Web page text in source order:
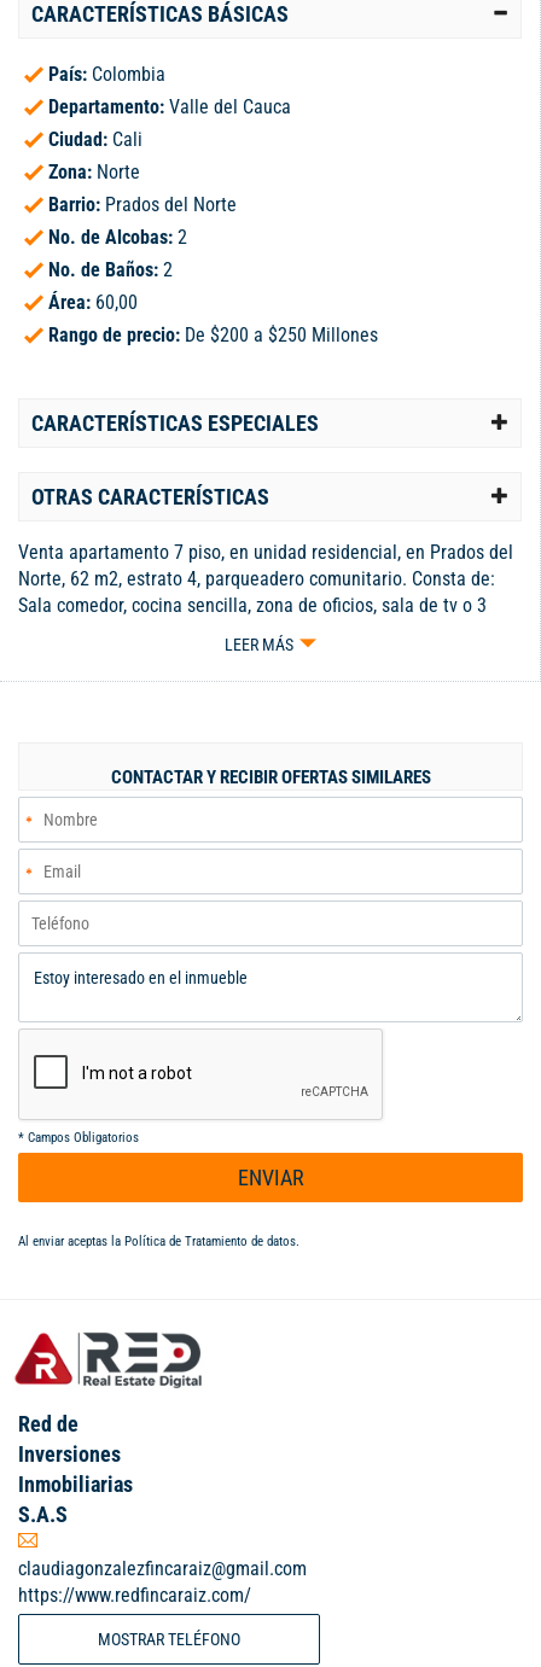
CARACTERÍSTICAS BÁSICAS
País: Colombia
Departamento: Valle del Cauca
Ciudad: Cali
Zona: Norte
Barrio: Prados del Norte
No. de Alcobas: 2
No. de Baños: 2
Área: 60,00
Rango de precio: De $200 a $250 Millones
CARACTERÍSTICAS ESPECIALES
OTRAS CARACTERÍSTICAS
Venta apartamento 7 piso, en unidad residencial, en Prados del
Norte, 62 m2, estrato 4, parqueadero comunitario. Consta de:
Sala comedor, cocina sencilla, zona de oficios, sala de tv o 3
habitación, baño de alcobas, dos habitaciones, con closet, una
cuenta con parqueaderos de visitantes, portería 24/7, piscinas,
chipichape, aeropuerto, con vías de acceso super buenas, hacia
el norte y hacia el sur. PRECIO DE VENTA $230 MM
ADMINISTRACION $ 320 MILPESOS
LEER MÁS
CONTACTAR Y RECIBIR OFERTAS SIMILARES
* Campos Obligatorios
ENVIAR
Al enviar aceptas la Política de Tratamiento de datos.
Red de
Inversiones
Inmobiliarias
S.A.S
claudiagonzalezfincaraiz@gmail.com
https://www.redfincaraiz.com/
MOSTRAR TELÉFONO